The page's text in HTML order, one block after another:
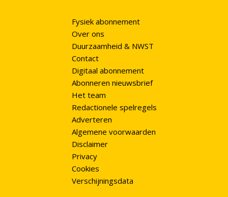
Fysiek abonnement
Over ons
Duurzaamheid & NWST
Contact
Digitaal abonnement
Abonneren nieuwsbrief
Het team
Redactionele spelregels
Adverteren
Algemene voorwaarden
Disclaimer
Privacy
Cookies
Verschijningsdata